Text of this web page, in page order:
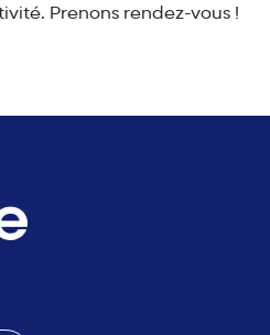
techniques de votre activité. Prenons rendez-vous !